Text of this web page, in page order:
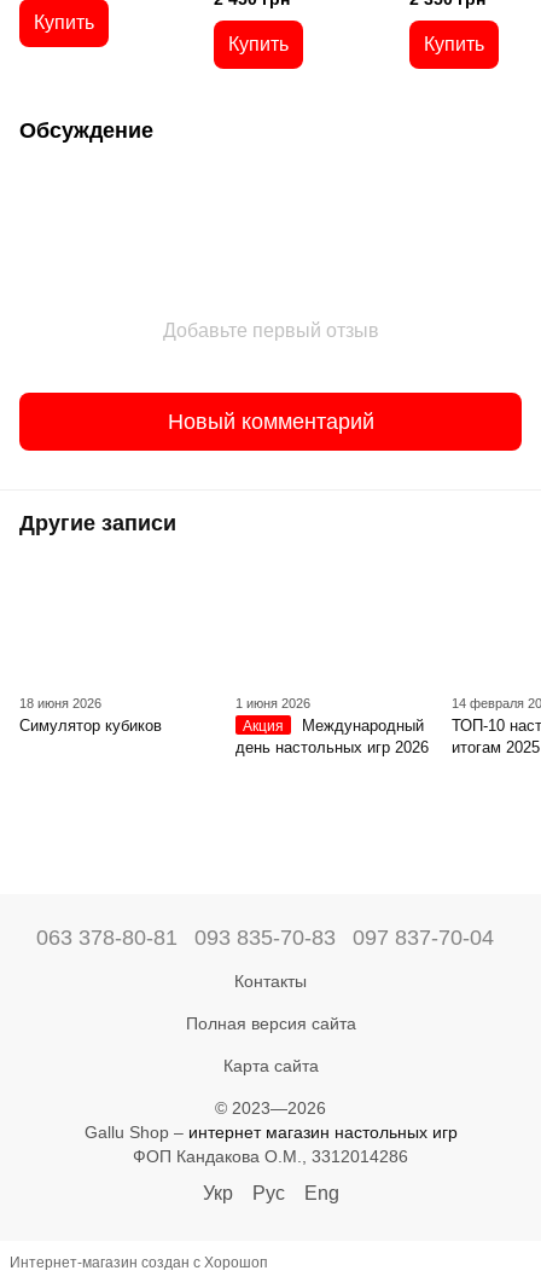
Купить
Купить Купить
Обсуждение
Добавьте первый отзыв
Новый комментарий
Другие записи
18 июня 2026
Симулятор кубиков
1 июня 2026
Акция
Международный
день настольных игр 2026
14 февраля
ТОП-10
итогам
063 378-80-81 093 835-70-83 097 837-70-04
Контакты
Полная версия сайта
Карта сайта
© 2023—2026
Gallu Shop – интернет магазин настольных игр
ФОП Кандакова О.М., 3312014286
Укр Рус Eng
Интернет-магазин создан с Хорошоп